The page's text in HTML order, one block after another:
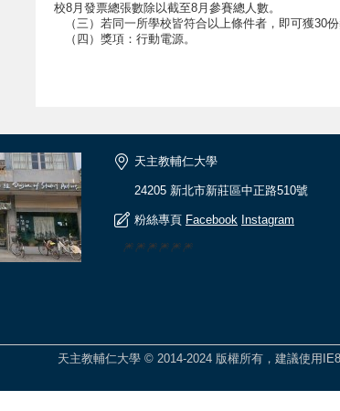
校8月發票總張數除以截至8月參賽總人數。
（三）若同一所學校皆符合以上條件者，即可獲30份
（四）獎項：行動電源。
天主教輔仁大學
24205 新北市新莊區中正路510號
粉絲專頁 Facebook Instagram
🎆🎆🎆🎆🎆🎆
天主教輔仁大學 © 2014-2024 版權所有，建議使用